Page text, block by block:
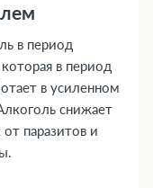
в период
в период
в усиленном
снижает
паразитов и